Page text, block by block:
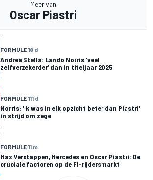
Meer van
Oscar Piastri
FORMULE 18 d
Andrea Stella: Lando Norris ‘veel
zelfverzekerder’ dan in titeljaar 2025
FORMULE 111 d
Norris: 'Ik was in elk opzicht beter dan Piastri'
in strijd om zege
FORMULE 11 m
Max Verstappen, Mercedes en Oscar Piastri: De
cruciale factoren op de F1-rijdersmarkt